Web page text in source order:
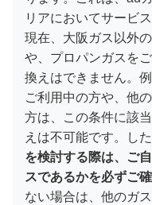
リアにおいてサービ
現在、大阪ガス以外
や、プロパンガスを
換えはできません。
ご利用中の方や、他
方は、この条件に該
えは不可能です。した
を検討する際は、ご
スであるかを必ずご
ない場合は、他のガ